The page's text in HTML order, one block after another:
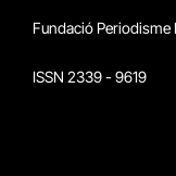
Fundació Periodisme
ISSN 2339 - 9619